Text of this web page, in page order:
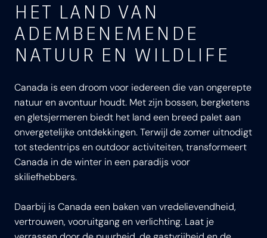
HET LAND VAN
ADEMBENEMENDE
NATUUR EN WILDLIFE
Canada is een droom voor iedereen die van ongerepte
natuur en avontuur houdt. Met zijn bossen, bergketens
en gletsjermeren biedt het land een breed palet aan
onvergetelijke ontdekkingen. Terwijl de zomer uitnodigt
tot stedentrips en outdoor activiteiten, transformeert
Canada in de winter in een paradijs voor
skiliefhebbers.
Daarbij is Canada een baken van vredelievendheid,
vertrouwen, vooruitgang en verlichting. Laat je